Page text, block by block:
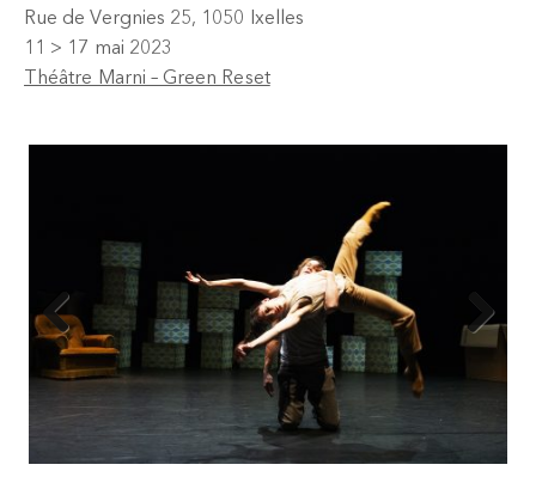
Rue de Vergnies 25, 1050 Ixelles
11 > 17 mai 2023
Théâtre Marni – Green Reset
Previous